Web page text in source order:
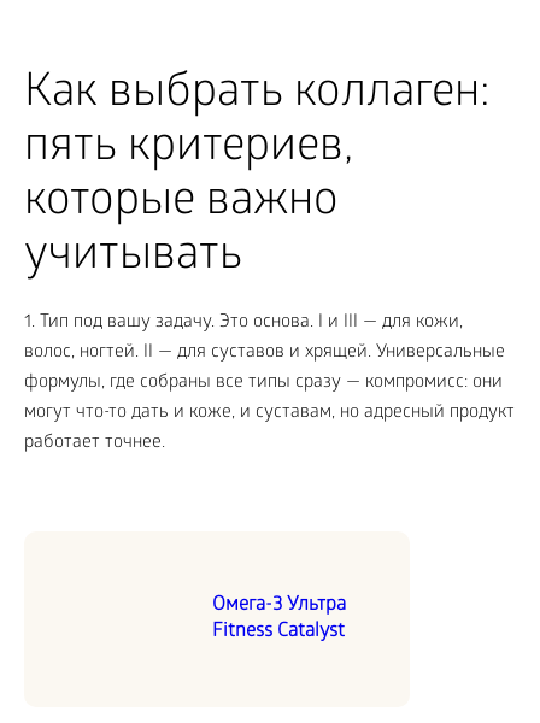
Как выбрать коллаген:
пять критериев,
которые важно
учитывать
1. Тип под вашу задачу. Это основа. I и III — для кожи,
волос, ногтей. II — для суставов и хрящей. Универсальные
формулы, где собраны все типы сразу — компромисс: они
могут что-то дать и коже, и суставам, но адресный продукт
работает точнее.
Омега-3 Ультра
Fitness Catalyst